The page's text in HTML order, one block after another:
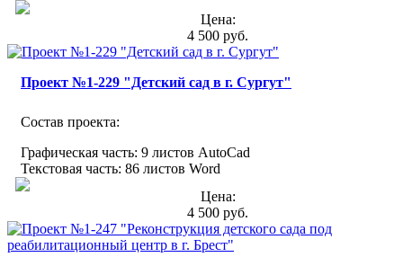
Цена:
4 500 руб.
Проект №1-229 "Детский сад в г. Сургут"
Состав проекта:
Графическая часть: 9 листов AutoCad
Текстовая часть: 86 листов Word
Цена:
4 500 руб.